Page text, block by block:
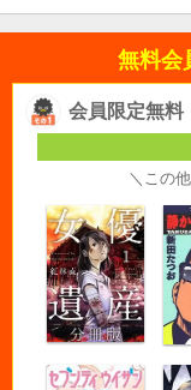
無料会
会員限定無料
＼この